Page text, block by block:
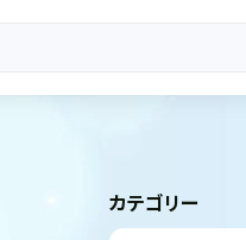
カテゴリー